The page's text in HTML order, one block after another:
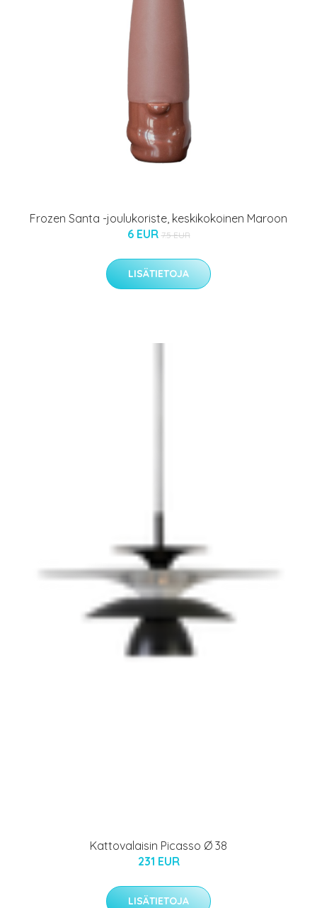
Frozen Santa -joulukoriste, keskikokoinen Maroon
6 EUR 7.5 EUR
LISÄTIETOJA
Kattovalaisin Picasso Ø 38
231 EUR
LISÄTIETOJA